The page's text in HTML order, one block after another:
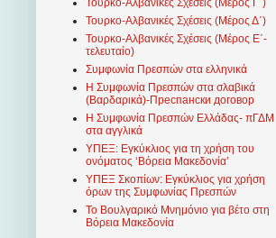
Τουρκο-Αλβανικές Σχέσεις (Μέρος Γ΄)
Τουρκο-Αλβανικές Σχέσεις (Μέρος Δ΄)
Τουρκο-Αλβανικές Σχέσεις (Μέρος Ε΄-
τελευταίο)
Συμφωνία Πρεσπών στα ελληνικά
Η Συμφωνία Πρεσπών στα σλαβικά
(Βαρδαρικά)-Преспански договор
Η Συμφωνία Πρεσπών Ελλάδας- πΓΔΜ
στα αγγλικά
ΥΠΕΞ: Εγκύκλιος για τη χρήση του
ονόματος ‘Βόρεια Μακεδονία’
ΥΠΕΞ Σκοπίων: Εγκύκλιος για χρήση
όρων της Συμφωνίας Πρεσπών
Το Βουλγαρικό Μνημόνιο για βέτο στη
Βόρεια Μακεδονία